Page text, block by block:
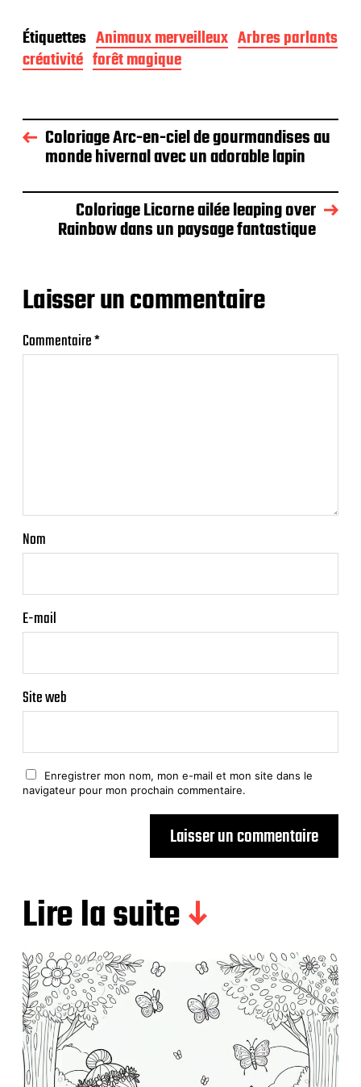
Étiquettes Animaux merveilleux Arbres parlants
créativité forêt magique
Coloriage Arc-en-ciel de gourmandises au
monde hivernal avec un adorable lapin
Coloriage Licorne ailée leaping over
Rainbow dans un paysage fantastique
Laisser un commentaire
Commentaire*
Nom
E-mail
Site web
Enregistrer mon nom, mon e-mail et mon site dans le
navigateur pour mon prochain commentaire.
Lire la suite